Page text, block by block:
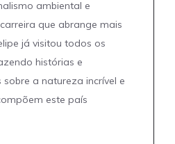
ambiental e
que abrange mais
já visitou todos os
histórias e
a natureza incrível e
este país